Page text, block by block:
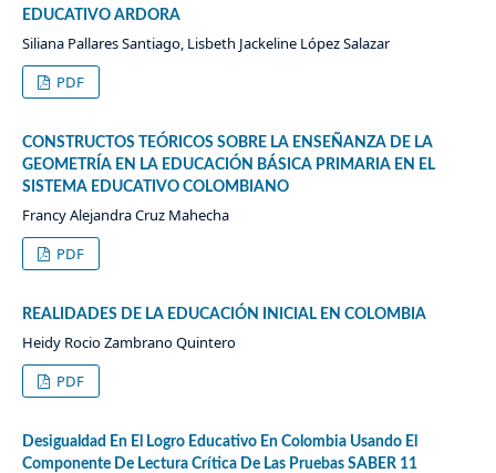
EDUCATIVO ARDORA
Siliana Pallares Santiago, Lisbeth Jackeline López Salazar
PDF
CONSTRUCTOS TEÓRICOS SOBRE LA ENSEÑANZA DE LA
GEOMETRÍA EN LA EDUCACIÓN BÁSICA PRIMARIA EN EL
SISTEMA EDUCATIVO COLOMBIANO
Francy Alejandra Cruz Mahecha
PDF
REALIDADES DE LA EDUCACIÓN INICIAL EN COLOMBIA
Heidy Rocio Zambrano Quintero
PDF
Desigualdad En El Logro Educativo En Colombia Usando El
Componente De Lectura Crítica De Las Pruebas SABER 11